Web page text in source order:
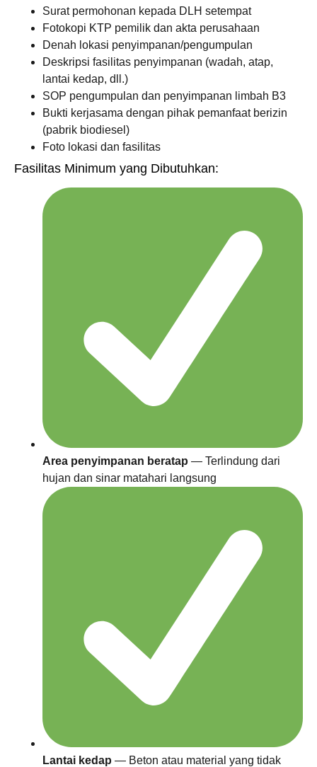
Surat permohonan kepada DLH setempat
Fotokopi KTP pemilik dan akta perusahaan
Denah lokasi penyimpanan/pengumpulan
Deskripsi fasilitas penyimpanan (wadah, atap,
lantai kedap, dll.)
SOP pengumpulan dan penyimpanan limbah B3
Bukti kerjasama dengan pihak pemanfaat berizin
(pabrik biodiesel)
Foto lokasi dan fasilitas
Fasilitas Minimum yang Dibutuhkan:
Area penyimpanan beratap — Terlindung dari
hujan dan sinar matahari langsung
Lantai kedap — Beton atau material yang tidak